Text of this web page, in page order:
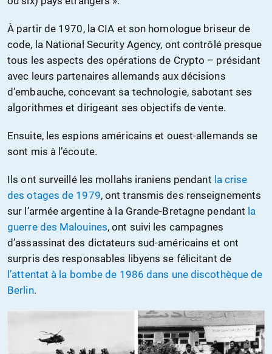
À partir de 1970, la CIA et son homologue briseur de
code, la National Security Agency, ont contrôlé presque
tous les aspects des opérations de Crypto – présidant
avec leurs partenaires allemands aux décisions
d’embauche, concevant sa technologie, sabotant ses
algorithmes et dirigeant ses objectifs de vente.
Ensuite, les espions américains et ouest-allemands se
sont mis à l’écoute.
Ils ont surveillé les mollahs iraniens pendant la crise
des otages de 1979, ont transmis des renseignements
sur l’armée argentine à la Grande-Bretagne pendant la
guerre des Malouines, ont suivi les campagnes
d’assassinat des dictateurs sud-américains et ont
surpris des responsables libyens se félicitant de
l’attentat à la bombe de 1986 dans une discothèque de
Berlin.